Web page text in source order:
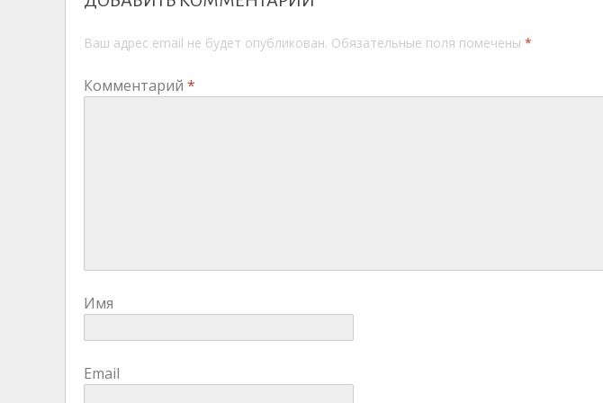
Ваш адрес email не будет опубликован. Обязательные поля помечены *
Комментарий *
Имя
Email